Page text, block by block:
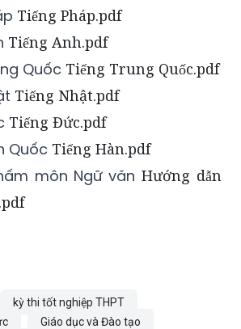
Tiếng Pháp.pdf
Tiếng Anh.pdf
Quốc Tiếng Trung Quốc.pdf
Tiếng Nhật.pdf
Tiếng Đức.pdf
Quốc Tiếng Hàn.pdf
môn Ngữ vănHướng dẫn
kỳ thi tốt nghiệp THPT
Giáo dục và Đào tạo